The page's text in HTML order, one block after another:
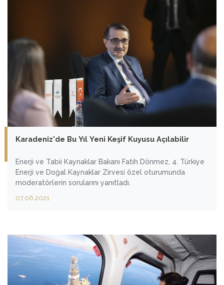
Karadeniz'de Bu Yıl Yeni Keşif Kuyusu Açılabilir
Enerji ve Tabii Kaynaklar Bakanı Fatih Dönmez, 4. Türkiye
Enerji ve Doğal Kaynaklar Zirvesi özel oturumunda
moderatörlerin sorularını yanıtladı.
07.06.2021